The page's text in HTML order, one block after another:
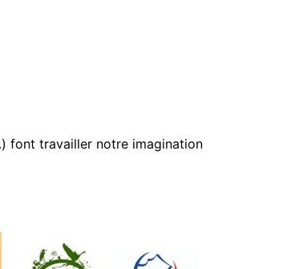
font travailler notre imagination